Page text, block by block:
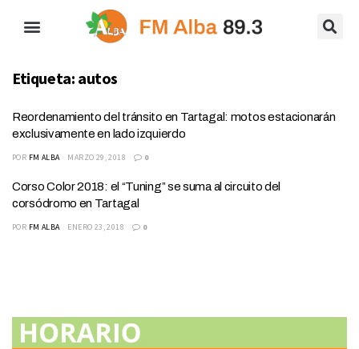
Etiqueta: autos
Reordenamiento del tránsito en Tartagal: motos estacionarán
exclusivamente en lado izquierdo
POR FM ALBA MARZO 29, 2018 0
Corso Color 2018: el “Tuning” se suma al circuito del
corsódromo en Tartagal
POR FM ALBA ENERO 23, 2018 0